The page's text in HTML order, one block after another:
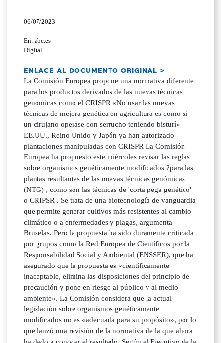
06/07/2023
En: abc.es
Digital
ENLACE AL DOCUMENTO ORIGINAL >
La Comisión Europea propone una normativa diferente
para los productos derivados de las nuevas técnicas
genómicas como el CRISPR «No usar las nuevas
técnicas de mejora genética en agricultura es como si
un cirujano operase con serrucho teniendo bisturí»
EE.UU., Reino Unido y Japón ya han autorizado
plantaciones manipuladas con CRISPR La Comisión
Europea ha propuesto este miércoles revisar las reglas
sobre organismos genéticamente modificados ?para las
plantas resultantes de las nuevas técnicas genómicas
(NTG) , como son las técnicas de 'corta pega genético'
o CRIPSR . Se trata de una biotecnología de vanguardia
que permite generar cultivos más resistentes al cambio
climático o a enfermedades y plagas, argumenta
Bruselas. Pero la propuesta ha sido duramente criticada
por grupos como la Red Europea de Científicos por la
Responsabilidad Social y Ambiental (ENSSER), que ha
asegurado que la propuesta es «científicamente
inaceptable, elimina las disposiciones del principio de
precaución y pone en riesgo al público y al medio
ambiente». La Comisión considera que la actual
legislación sobre organismos genéticamente
modificados no es «adecuada para su propósito», por lo
que lanzó una revisión de la normativa de la que ahora